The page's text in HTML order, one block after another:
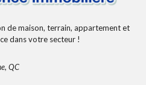
de maison, terrain, appartement et
dans votre secteur !
QC